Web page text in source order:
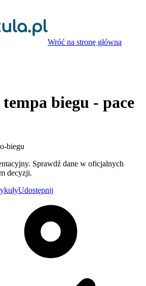
Wróć na stronę główną
biegu - pace
biegu
Sprawdź dane w oficjalnych
decyzji.
Udostępnij